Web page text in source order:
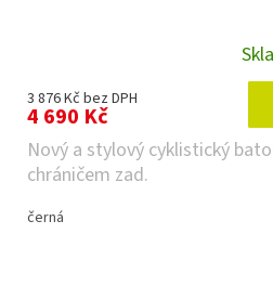
3 876 Kč bez DPH
4 690 Kč
Nový a stylový cyklistický
chráničem zad.
černá